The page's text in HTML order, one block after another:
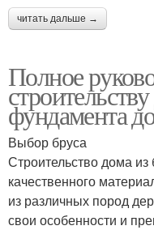
читать дальше →
Полное
фундамента
Выбор бруса
Строительство дома
качественного
из различных пород
свои особенности и